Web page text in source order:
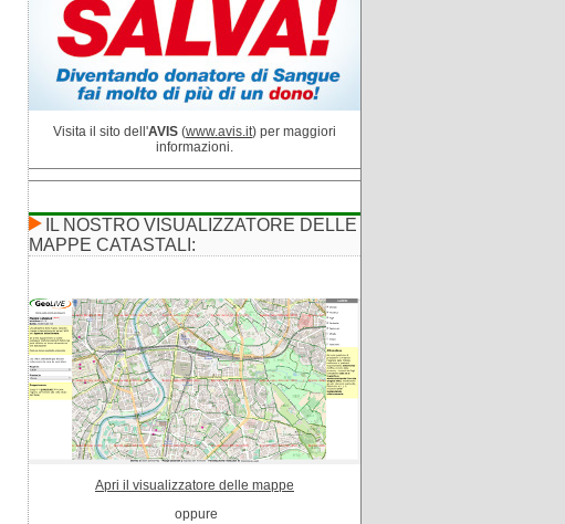
Visita il sito dell'AVIS (www.avis.it) per maggiori
informazioni.
IL NOSTRO VISUALIZZATORE DELLE
MAPPE CATASTALI:
Apri il visualizzatore delle mappe
oppure